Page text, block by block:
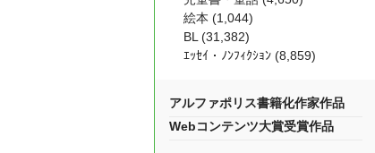
絵本 (1,044)
BL (31,382)
ｴｯｾｲ・ﾉﾝﾌｨｸｼｮﾝ (8,859)
アルファポリス書籍化作家作品
Webコンテンツ大賞受賞作品